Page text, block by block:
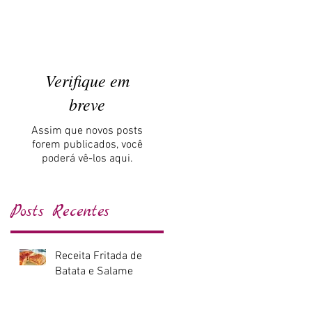
Verifique em
breve
Assim que novos posts
forem publicados, você
poderá vê-los aqui.
Posts Recentes
Receita Fritada de
Batata e Salame